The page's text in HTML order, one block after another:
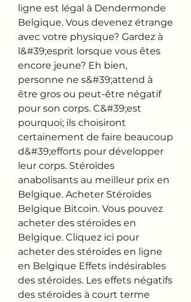
ligne est légal à Dendermonde
Belgique. Vous devenez étrange
avec votre physique? Gardez à
l&#39;esprit lorsque vous êtes
encore jeune? Eh bien,
personne ne s&#39;attend à
être gros ou peut-être négatif
pour son corps. C&#39;est
pourquoi; ils choisiront
certainement de faire beaucoup
d&#39;efforts pour développer
leur corps. Stéroïdes
anabolisants au meilleur prix en
Belgique. Acheter Stéroïdes
Belgique Bitcoin. Vous pouvez
acheter des stéroïdes en
Belgique. Cliquez ici pour
acheter des stéroïdes en ligne
en Belgique Effets indésirables
des stéroïdes. Les effets négatifs
des stéroïdes à court terme